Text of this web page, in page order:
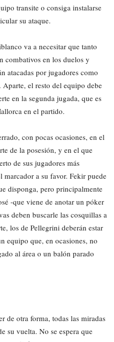
transite o consiga instalarse
su ataque.
va a necesitar que tanto
combativos en los duelos y
atacadas por jugadores como
el resto del equipo debe
en la segunda jugada, que es
en el partido.
con pocas ocasiones, en el
de la posesión, y en el que
de sus jugadores más
a su favor. Fekir puede
disponga, pero principalmente
-que viene de anotar un póker
deben buscarle las cosquillas a
los de Pellegrini deberán estar
equipo que, en ocasiones, no
al área o un balón parado
de otra forma, todas las miradas
su vuelta. No se espera que